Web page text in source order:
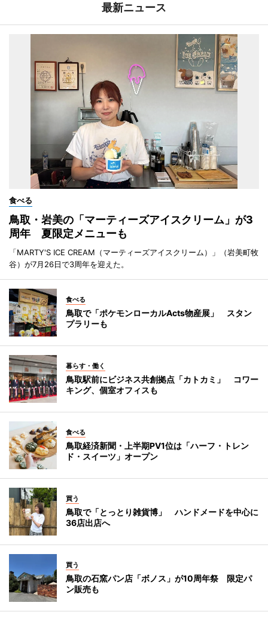
最新ニュース
食べる
鳥取・岩美の「マーティーズアイスクリーム」が3
周年 夏限定メニューも
「MARTY'S ICE CREAM（マーティーズアイスクリーム）」（岩美町牧
谷）が7月26日で3周年を迎えた。
食べる
鳥取で「ポケモンローカルActs物産展」 スタン
プラリーも
暮らす・働く
鳥取駅前にビジネス共創拠点「カトカミ」 コワー
キング、個室オフィスも
食べる
鳥取経済新聞・上半期PV1位は「ハーフ・トレン
ド・スイーツ」オープン
買う
鳥取で「とっとり雑貨博」 ハンドメードを中心に
36店出店へ
買う
鳥取の石窯パン店「ボノス」が10周年祭 限定パ
ン販売も